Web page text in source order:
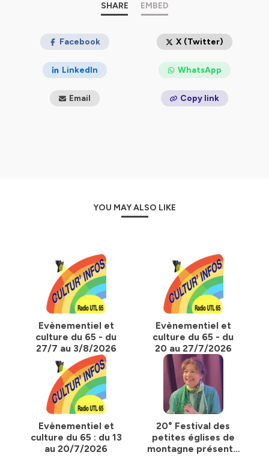
SHARE EMBED
Facebook X (Twitter)
LinkedIn WhatsApp
Email Copy link
YOU MAY ALSO LIKE
Evènementiel et
culture du 65 - du
27/7 au 3/8/2026
Evènementiel et
culture du 65 - du
20 au 27/7/2026
Evènementiel et
culture du 65 : du 13
au 20/7/2026
20° Festival des
petites églises de
montagne présenté